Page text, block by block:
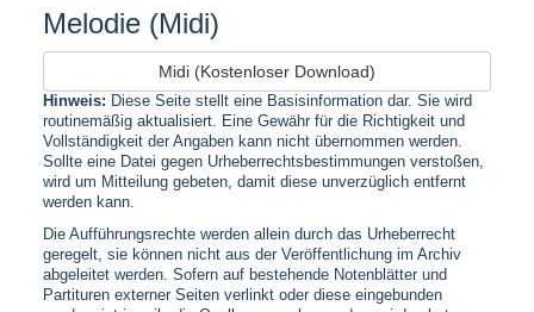
Melodie (Midi)
Midi (Kostenloser Download)
Hinweis: Diese Seite stellt eine Basisinformation dar. Sie wird
routinemäßig aktualisiert. Eine Gewähr für die Richtigkeit und
Vollständigkeit der Angaben kann nicht übernommen werden.
Sollte eine Datei gegen Urheberrechtsbestimmungen verstoßen,
wird um Mitteilung gebeten, damit diese unverzüglich entfernt
werden kann.
Die Aufführungsrechte werden allein durch das Urheberrecht
geregelt, sie können nicht aus der Veröffentlichung im Archiv
abgeleitet werden. Sofern auf bestehende Notenblätter und
Partituren externer Seiten verlinkt oder diese eingebunden